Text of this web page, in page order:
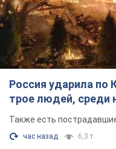
Россия ударила по
трое людей, среди
Также есть
час назад 6,3 т.